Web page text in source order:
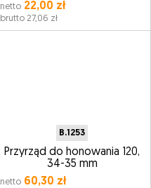
netto22,00 zł
brutto 27,06 zł
B.1253
Przyrząd do honowania 120,
34-35 mm
netto60,30 zł